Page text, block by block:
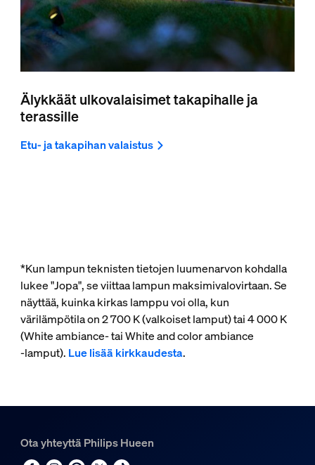
Älykkäät ulkovalaisimet takapihalle ja
terassille
Etu- ja takapihan valaistus
*Kun lampun teknisten tietojen luumenarvon kohdalla
lukee "Jopa", se viittaa lampun maksimivalovirtaan. Se
näyttää, kuinka kirkas lamppu voi olla, kun
värilämpötila on 2 700 K (valkoiset lamput) tai 4 000 K
(White ambiance- tai White and color ambiance
‑lamput). Lue lisää kirkkaudesta.
Ota yhteyttä Philips Hueen